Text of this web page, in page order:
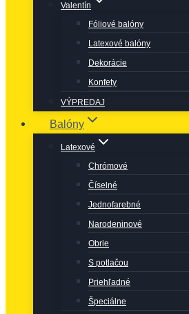
Valentín
Fóliové balóny
Latexové balóny
Dekorácie
Konfety
VÝPREDAJ
Balóny
Latexové
Chrómové
Číselné
Jednofarebné
Narodeninové
Obrie
S potlačou
Priehľadné
Špeciálne